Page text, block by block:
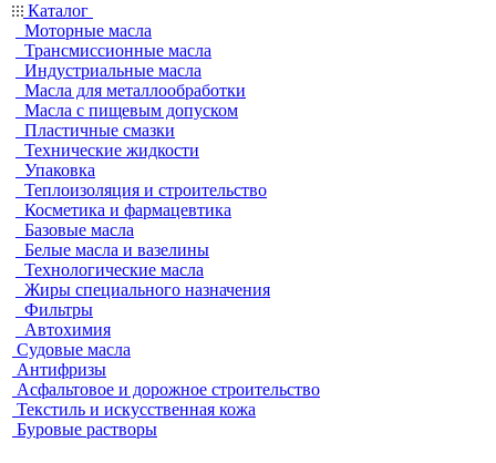
Каталог
Моторные масла
Трансмиссионные масла
Индустриальные масла
Масла для металлообработки
Масла с пищевым допуском
Пластичные смазки
Технические жидкости
Упаковка
Теплоизоляция и строительство
Косметика и фармацевтика
Базовые масла
Белые масла и вазелины
Технологические масла
Жиры специального назначения
Фильтры
Автохимия
Судовые масла
Антифризы
Асфальтовое и дорожное строительство
Текстиль и искусственная кожа
Буровые растворы